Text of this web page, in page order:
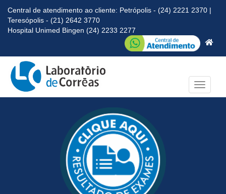
Central de atendimento ao cliente: Petrópolis - (24) 2221 2370 |
Teresópolis - (21) 2642 3770
Hospital Unimed Bingen (24) 2233 2277